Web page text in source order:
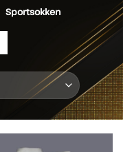
Sportsokken